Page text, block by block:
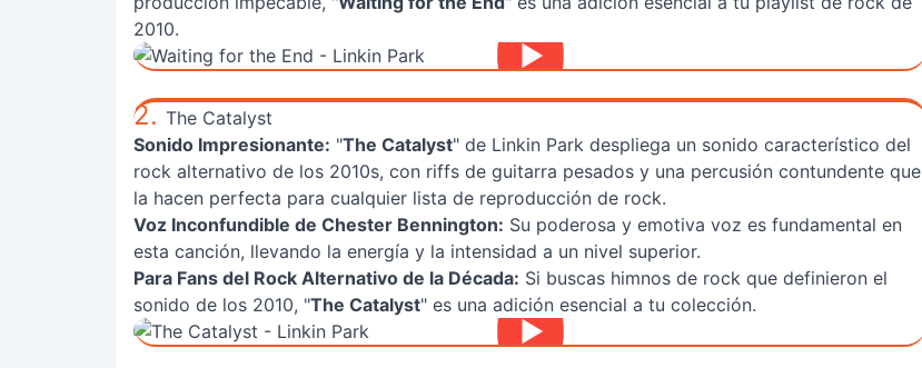
2010.
2. The Catalyst
Sonido Impresionante: "The Catalyst" de Linkin Park despliega un sonido característico del
rock alternativo de los 2010s, con riffs de guitarra pesados y una percusión contundente que
la hacen perfecta para cualquier lista de reproducción de rock.
Voz Inconfundible de Chester Bennington: Su poderosa y emotiva voz es fundamental en
esta canción, llevando la energía y la intensidad a un nivel superior.
Para Fans del Rock Alternativo de la Década: Si buscas himnos de rock que definieron el
sonido de los 2010, "The Catalyst" es una adición esencial a tu colección.